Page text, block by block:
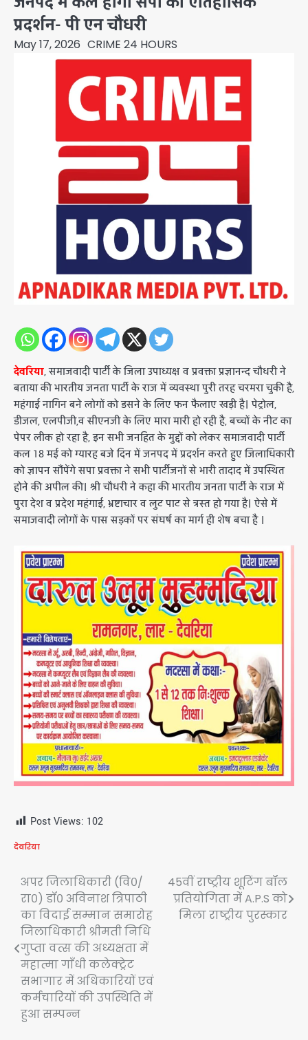
प्रदर्शन- पी एन चौधरी
May 17, 2026 CRIME 24 HOURS
देवरिया, समाजवादी पार्टी के जिला उपाध्यक्ष व प्रवक्ता प्रज्ञानन्द चौधरी ने
बताया की भारतीय जनता पार्टी के राज में व्यवस्था पुरी तरह चरमरा चुकी है,
महंगाई नागिन बने लोगों को डसने के लिए फन फैलाए खड़ी है। पेट्रोल,
डीजल, एलपीजी,व सीएनजी के लिए मारा मारी हो रही है, बच्चों के नीट का
पेपर लीक हो रहा है, इन सभी जनहित के मुद्दों को लेकर समाजवादी पार्टी
कल 18 मई को ग्यारह बजे दिन में जनपद में प्रदर्शन करते हुए जिलाधिकारी
को ज्ञापन सौंपेंगे सपा प्रवक्ता ने सभी पार्टीजनों से भारी तादाद में उपस्थित
होने की अपील की। श्री चौधरी ने कहा की भारतीय जनता पार्टी के राज में
पुरा देश व प्रदेश महंगाई, भ्रष्टाचार व लुट पाट से त्रस्त हो गया है। ऐसे में
समाजवादी लोगों के पास सड़कों पर संघर्ष का मार्ग ही शेष बचा है ।
Post Views: 102
देवरिया
Post
navigation
अपर जिलाधिकारी (वि०/
रा०) डॉ० अविनाश त्रिपाठी
का विदाई सम्मान समारोह
जिलाधिकारी श्रीमती निधि
गुप्ता वत्स की अध्यक्षता में
महात्मा गाँधी कलेक्ट्रेट
सभागार में अधिकारियों एवं
कर्मचारियों की उपस्थिति में
हुआ सम्पन्न
45वीं राष्ट्रीय शूटिंग बॉल
प्रतियोगिता में A.P.S को
मिला राष्ट्रीय पुरस्कार